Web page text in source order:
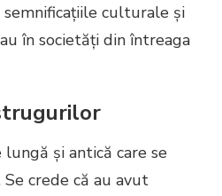
culturale și
în societăți din întreaga
și antică care se
crede că au avut